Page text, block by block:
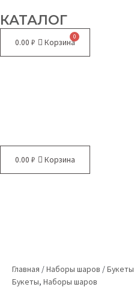
КАТАЛОГ
0.00 ₽ Корзина
0.00 ₽ Корзина
Главная /Наборы шаров /Букеты
Букеты, Наборы шаров